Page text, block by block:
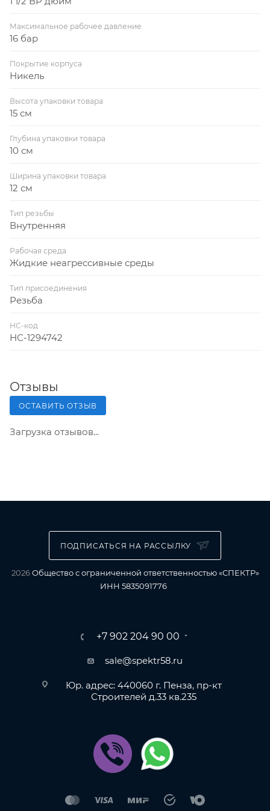
Максимальное рабочее давление
16 бар
Покрытие корпуса
Никель
Высота упаковки товара
15 см
Глубина упаковки товара
10 см
Ширина упаковки товара
12 см
Тип резьбы
Внутренняя
Рабочая среда
Жидкие неагрессивные среды
Тип присоединения
Резьба
НС-код
НС-1294742
Отзывы
ОСТАВИТЬ ОТЗЫВ
Загрузка отзывов...
ПОДПИСАТЬСЯ НА РАССЫЛКУ
2026Общество с ограниченной ответственностью «СПЕКТР»
ИНН 5835091776
+7 902 204 90 00
sale@spektr58.ru
Юр. адрес: 440060 г. Пенза, пр-кт
Строителей д.33 кв.235